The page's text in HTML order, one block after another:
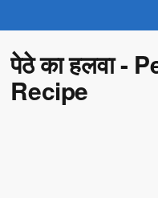
पेठे का हलवा -
Recipe